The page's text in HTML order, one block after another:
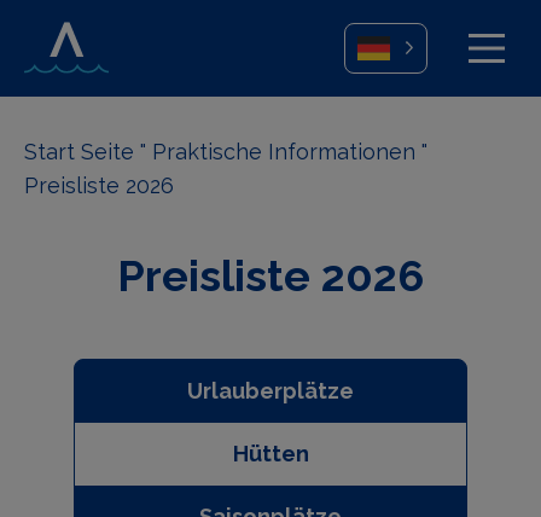
Start Seite " Praktische Informationen "
Preisliste 2026
Preisliste 2026
Urlauberplätze
Hütten